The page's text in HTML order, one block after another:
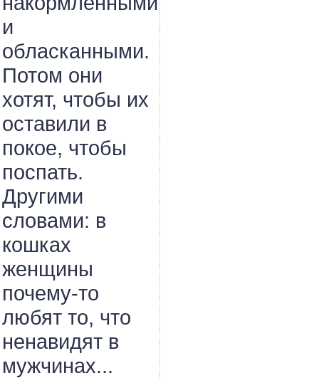
и
обласканными.
Потом они
хотят, чтобы их
оставили в
покое, чтобы
поспать.
Другими
словами: в
кошках
женщины
почему-то
любят то, что
ненавидят в
мужчинах...